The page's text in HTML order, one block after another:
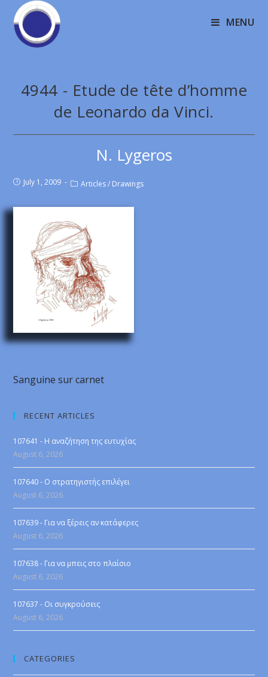
MENU
4944 - Etude de tête d’homme
de Leonardo da Vinci.
N. Lygeros
July 1, 2009 Articles / Drawings
Sanguine sur carnet
RECENT ARTICLES
107641 - Η αναζήτηση της ευτυχίας
August 6, 2026
107640 - Ο στρατηγιστής επιλέγει
August 6, 2026
107639 - Για να ξέρεις αν κατάφερες
August 6, 2026
107638 - Για να μπεις στο πλαίσιο
August 6, 2026
107637 - Οι συγκρούσεις
August 6, 2026
CATEGORIES